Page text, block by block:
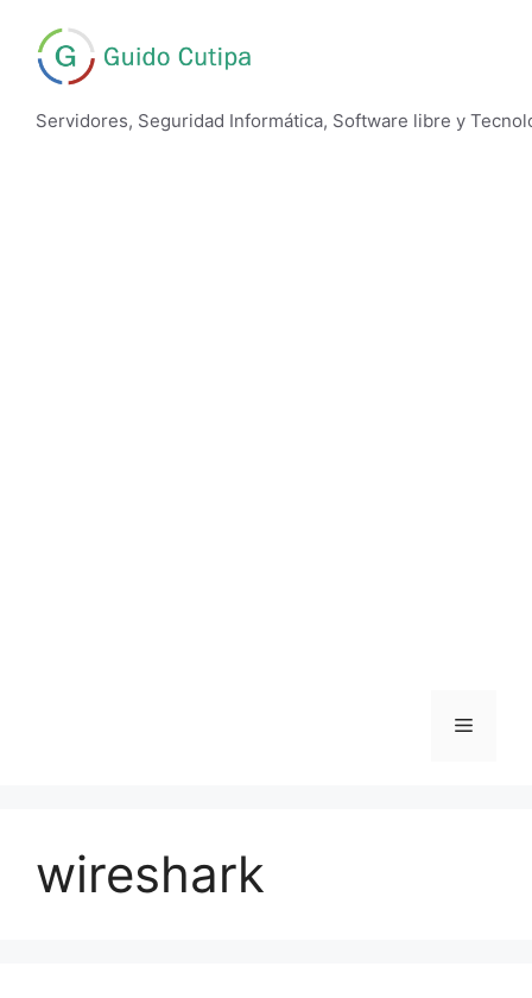
content
Servidores, Seguridad Informática, Software libre y
Menu
wireshark